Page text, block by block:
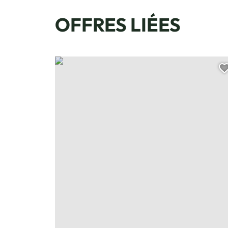
OFFRES LIÉES
Sortie cani balade, © Les traineaux de Yume